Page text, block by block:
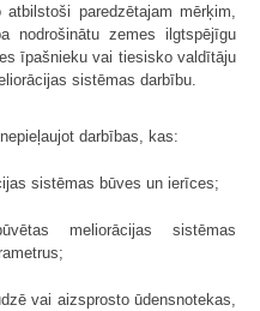
paredzētajam mērķim,
nodrošinātu zemes ilgtspējīgu
īpašnieku vai tiesisko valdītāju
sistēmas darbību.
darbības, kas:
sistēmas būves un ierīces;
meliorācijas sistēmas
vai aizsprosto ūdensnotekas,